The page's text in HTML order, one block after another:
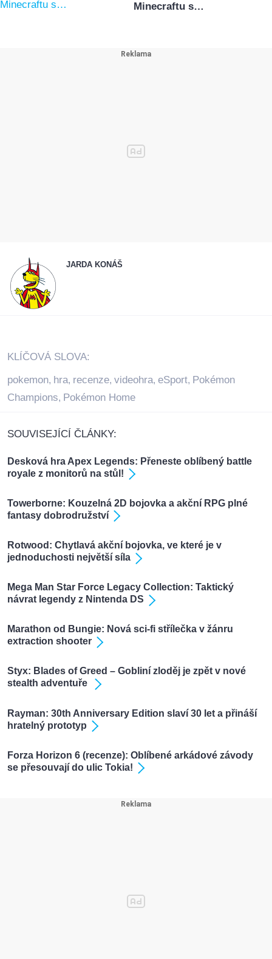
Minecraftu s…
JARDA KONÁŠ
KLÍČOVÁ SLOVA:
pokemon, hra, recenze, videohra, eSport, Pokémon
Champions, Pokémon Home
SOUVISEJÍCÍ ČLÁNKY:
Desková hra Apex Legends: Přeneste oblíbený battle
royale z monitorů na stůl!
Towerborne: Kouzelná 2D bojovka a akční RPG plné
fantasy dobrodružství
Rotwood: Chytlavá akční bojovka, ve které je v
jednoduchosti největší síla
Mega Man Star Force Legacy Collection: Taktický
návrat legendy z Nintenda DS
Marathon od Bungie: Nová sci-fi střílečka v žánru
extraction shooter
Styx: Blades of Greed – Gobliní zloděj je zpět v nové
stealth adventuře
Rayman: 30th Anniversary Edition slaví 30 let a přináší
hratelný prototyp
Forza Horizon 6 (recenze): Oblíbené arkádové závody
se přesouvají do ulic Tokia!